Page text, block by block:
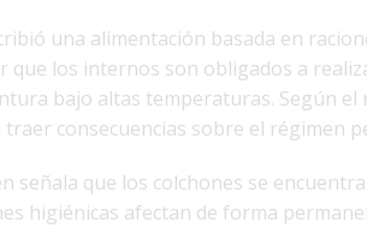
una alimentación basada en
que los internos son obligados a
bajo altas temperaturas. Según
consecuencias sobre el régimen
señala que los colchones se
higiénicas afectan de forma